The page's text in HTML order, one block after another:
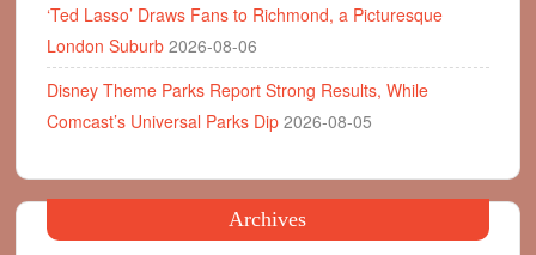
‘Ted Lasso’ Draws Fans to Richmond, a Picturesque
London Suburb 2026-08-06
Disney Theme Parks Report Strong Results, While
Comcast’s Universal Parks Dip 2026-08-05
Archives